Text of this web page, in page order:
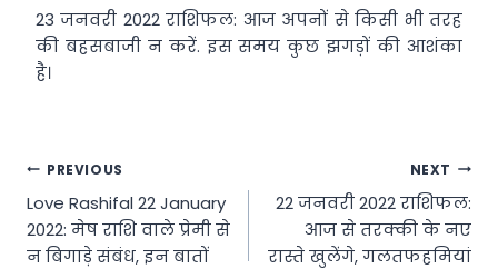
23 जनवरी 2022 राशिफल: आज अपनों से किसी भी तरह
की बहसबाजी न करें. इस समय कुछ झगड़ों की आशंका
है।
Post
navigation
PREVIOUS
Love Rashifal 22 January
2022: मेष राशि वाले प्रेमी से
न बिगाड़े संबंध, इन बातों
NEXT
22 जनवरी 2022 राशिफल:
आज से तरक्की के नए
रास्ते खुलेंगे, गलतफहमियां